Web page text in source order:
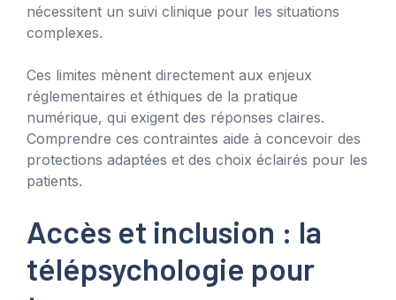
nécessitent un suivi clinique pour les situations
complexes.
Ces limites mènent directement aux enjeux
réglementaires et éthiques de la pratique
numérique, qui exigent des réponses claires.
Comprendre ces contraintes aide à concevoir des
protections adaptées et des choix éclairés pour les
patients.
Accès et inclusion : la
télépsychologie pour